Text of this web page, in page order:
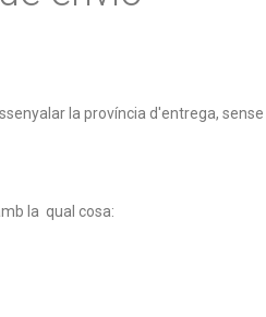
la província d'entrega,
la qual cosa: